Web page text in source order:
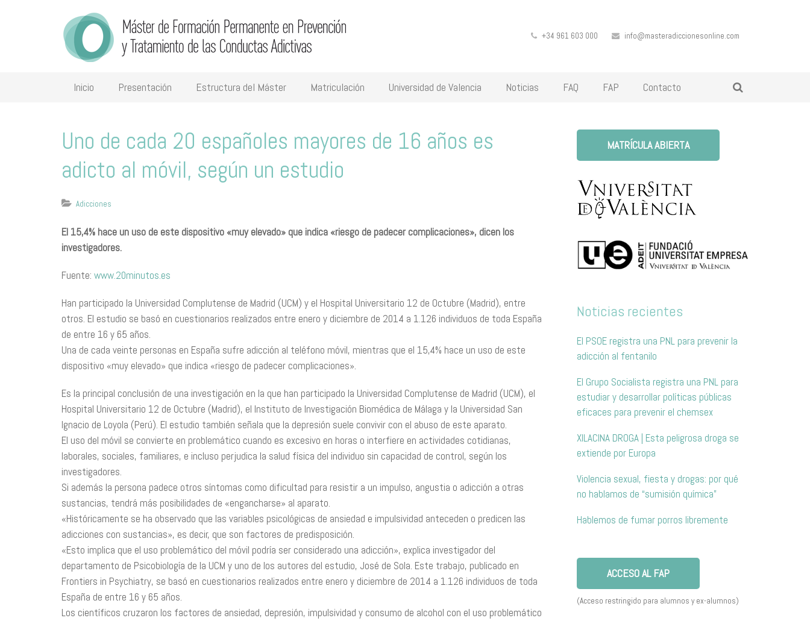
+34 961 603 000 info@masteradiccionesonline.com
Inicio Presentación Estructura del Máster Matriculación Universidad de Valencia Noticias FAQ FAP Contacto
Uno de cada 20 españoles mayores de 16 años es
adicto al móvil, según un estudio
Adicciones
​El 15,4% hace un uso de este dispositivo «muy elevado» que indica «riesgo de padecer complicaciones», dicen los
investigadores.
Fuente: www.20minutos.es
Han participado la Universidad Complutense de Madrid (UCM) y el Hospital Universitario 12 de Octubre (Madrid), entre
otros. El estudio se basó en cuestionarios realizados entre enero y diciembre de 2014 a 1.126 individuos de toda España
de entre 16 y 65 años.
Una de cada veinte personas en España sufre adicción al teléfono móvil, mientras que el 15,4% hace un uso de este
dispositivo «muy elevado» que indica «riesgo de padecer complicaciones».
Es la principal conclusión de una investigación en la que han participado la Universidad Complutense de Madrid (UCM), el
Hospital Universitario 12 de Octubre (Madrid), el Instituto de Investigación Biomédica de Málaga y la Universidad San
Ignacio de Loyola (Perú). El estudio también señala que la depresión suele convivir con el abuso de este aparato.
El uso del móvil se convierte en problemático cuando es excesivo en horas o interfiere en actividades cotidianas,
laborales, sociales, familiares, e incluso perjudica la salud física del individuo sin capacidad de control, según los
investigadores.
Si además la persona padece otros síntomas como dificultad para resistir a un impulso, angustia o adicción a otras
sustancias, tendrá más posibilidades de «engancharse» al aparato.
«Históricamente se ha observado que las variables psicológicas de ansiedad e impulsividad anteceden o predicen las
adicciones con sustancias», es decir, que son factores de predisposición.
«Esto implica que el uso problemático del móvil podría ser considerado una adicción», explica investigador del
departamento de Psicobiología de la UCM y uno de los autores del estudio, José de Sola. Este trabajo, publicado en
Frontiers in Psychiatry, se basó en cuestionarios realizados entre enero y diciembre de 2014 a 1.126 individuos de toda
España de entre 16 y 65 años.
Los científicos cruzaron los factores de ansiedad, depresión, impulsividad y consumo de alcohol con el uso problemático
MATRÍCULA ABIERTA
Noticias recientes
El PSOE registra una PNL para prevenir la
adicción al fentanilo
El Grupo Socialista registra una PNL para
estudiar y desarrollar políticas públicas
eficaces para prevenir el chemsex
XILACINA DROGA | Esta peligrosa droga se
extiende por Europa
Violencia sexual, fiesta y drogas: por qué
no hablamos de “sumisión química”
Hablemos de fumar porros libremente
ACCESO AL FAP
(Acceso restringido para alumnos y ex-alumnos)